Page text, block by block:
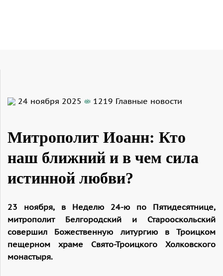
24 ноября 2025 1219 Главные новости
Митрополит Иоанн: Кто
наш ближний и в чем сила
истинной любви?
23 ноября, в Неделю 24-ю по Пятидесятнице,
митрополит Белгородский и Старооскольский
совершил Божественную литургию в Троицком
пещерном храме Свято-Троицкого Холковского
монастыря.